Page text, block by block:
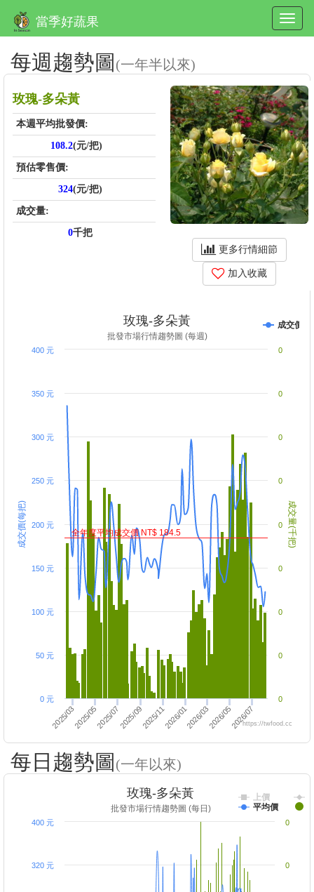
當季好蔬果
每週趨勢圖 (一年半以來)
玫瑰-多朵黃
本週平均批發價:
108.2(元/把)
預估零售價:
324(元/把)
成交量:
0千把
更多行情細節
加入收藏
成交價(每把) 成交量(千把)
玫瑰-多朵黃
批發市場行情趨勢圖 (每週)
成交價
2025/032025/052025/072025/092025/112026/012026/032026/052026/07
0 元
50 元
100 元
150 元
200 元
250 元
300 元
350 元
400 元
0
0
0
0
0
0
0
0
0
https://twfood.cc
全年度平均成交價 NT$ 184.5
每日趨勢圖 (一年以來)
玫瑰-多朵黃
批發市場行情趨勢圖 (每日)
上價
平均價
320 元
400 元
0
0